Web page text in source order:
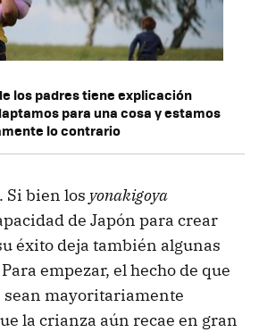
los padres tiene explicación
para una cosa y estamos
lo contrario
. Si bien los yonakigoya
de Japón para crear
éxito deja también algunas
empezar, el hecho de que
sean mayoritariamente
la crianza aún recae en gran